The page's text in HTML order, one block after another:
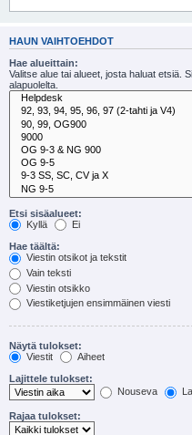
HAUN VAIHTOEHDOT
Hae alueittain:
Valitse alue tai alueet, josta haluat etsiä.
alapuolelta.
Etsi sisäalueet:
Kyllä
Ei
Hae täältä:
Viestin otsikot ja tekstit
Vain teksti
Viestin otsikko
Viestiketjujen ensimmäinen viesti
Näytä tulokset:
Viestit
Aiheet
Lajittele tulokset:
Nouseva
Rajaa tulokset: